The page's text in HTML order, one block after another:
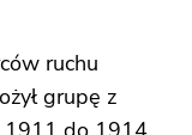
ruchu
grupę z